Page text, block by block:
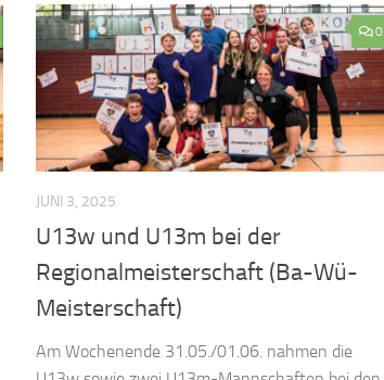
0
JUNI 3, 2025
U13w und U13m bei der
Regionalmeisterschaft (Ba-Wü-
Meisterschaft)
Am Wochenende 31.05./01.06. nahmen die